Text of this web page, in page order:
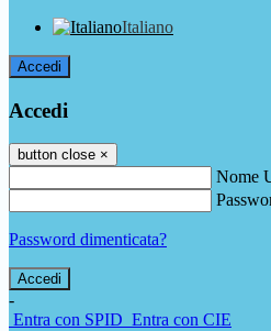
Italiano
Accedi
Accedi
button close ×
Nome
Password dimenticata?
-
Entra con SPID Entra con CIE